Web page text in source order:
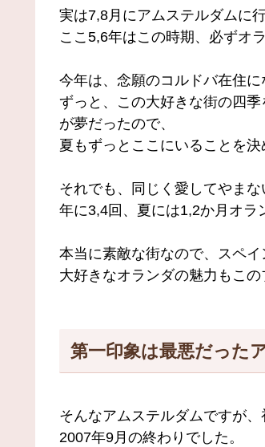
実は7,8月にアムステルダムに
ここ5,6年はこの時期、必ずオ
今年は、念願のコルドバ在住に
ずっと、この大好きな街の四
が夢だったので、
夏もずっとここにいることを決
それでも、同じく愛してやま
年に3,4回、夏には1,2か月オラ
本当に素敵な街なので、スペ
大好きなオランダの魅力もこの
第一印象は最悪だった
そんなアムステルダムですが
2007年9月の終わりでした。